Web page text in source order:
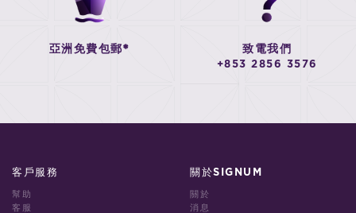
亞洲免費包郵* 致電我們
+853 2856 3576
客戶服務
幫助
客服
關於SIGNUM
關於
消息